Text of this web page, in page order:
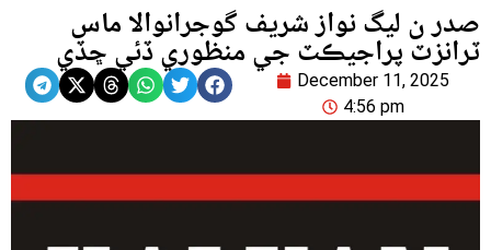
صدر ن ليگ نواز شريف گوجرانوالا ماس
ٽرانزٽ پراجيڪٽ جي منظوري ڏئي ڇڏي
December 11, 2025
4:56 pm